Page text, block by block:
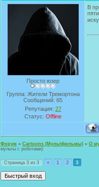
Просто юзер
Группа: Жители Тремортона
Сообщений: 65
Репутация: 27
Статус: Offline
В
Форум » Cartoons (Мультфильмы) » О
мульты с роботами)
Страница 3 из 3 « 1 2 3